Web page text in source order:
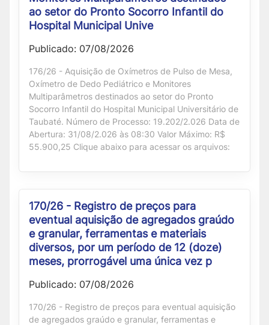
ao setor do Pronto Socorro Infantil do
Hospital Municipal Unive
Publicado: 07/08/2026
176/26 - Aquisição de Oxímetros de Pulso de Mesa,
Oxímetro de Dedo Pediátrico e Monitores
Multiparâmetros destinados ao setor do Pronto
Socorro Infantil do Hospital Municipal Universitário de
Taubaté. Número de Processo: 19.202/2.026 Data de
Abertura: 31/08/2.026 às 08:30 Valor Máximo: R$
55.900,25 Clique abaixo para acessar os arquivos:
170/26 - Registro de preços para
eventual aquisição de agregados graúdo
e granular, ferramentas e materiais
diversos, por um período de 12 (doze)
meses, prorrogável uma única vez p
Publicado: 07/08/2026
170/26 - Registro de preços para eventual aquisição
de agregados graúdo e granular, ferramentas e